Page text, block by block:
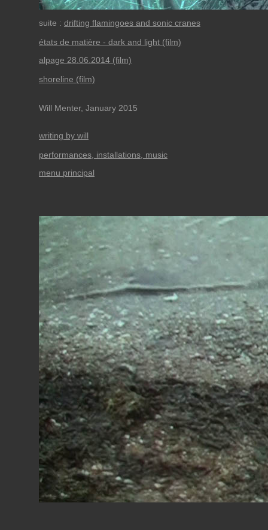
suite : drifting flamingoes and sonic cranes
états de matière - dark and light (film)
alpage 28.06.2014 (film)
shoreline (film)
Will Menter, January 2015
writing by will
performances, installations, music
menu principal